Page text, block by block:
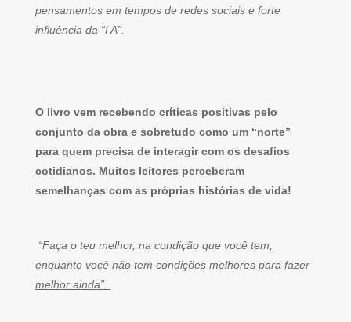
pensamentos em tempos de redes sociais e forte
influência da “I A”.
O livro vem recebendo críticas positivas pelo
conjunto da obra e sobretudo como um “norte”
para quem precisa de interagir com os desafios
cotidianos. Muitos leitores perceberam
semelhanças com as próprias histórias de vida!
“Faça o teu melhor, na condição que você tem,
enquanto você não tem condições melhores para fazer
melhor ainda”.